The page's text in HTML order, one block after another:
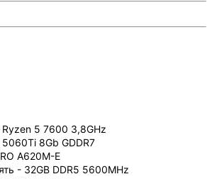
5 7600 3,8GHz
5060Ti 8Gb GDDR7
A620M-E
- 32GB DDR5 5600MHz